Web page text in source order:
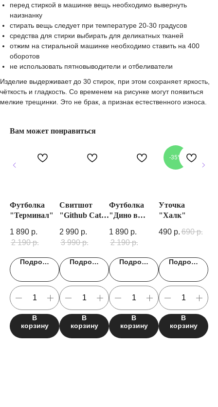
перед стиркой в машинке вещь необходимо вывернуть
наизнанку
стирать вещь следует при температуре 20-30 градусов
средства для стирки выбирать для деликатных тканей
отжим на стиральной машинке необходимо ставить на 400
оборотов
не использовать пятновыводители и отбеливатели
Изделие выдерживает до 30 стирок, при этом сохраняет яркость,
чёткость и гладкость. Со временем на рисунке могут появиться
мелкие трещинки. Это не брак, а признак естественного износа.
Вам может понравиться
Футболка
"Терминал"
1 890 р.
2 190 р.
Подробнее
В
корзину
Свитшот
"Github Cat
2 990 р.
3 990 р.
Подробнее
В
корзину
Футболка
"Дино в
1 890 р.
2 190 р.
Подробнее
В
корзину
-35%
Уточка
"Халк"
490 р. 690 р.
Подробнее
В
корзину